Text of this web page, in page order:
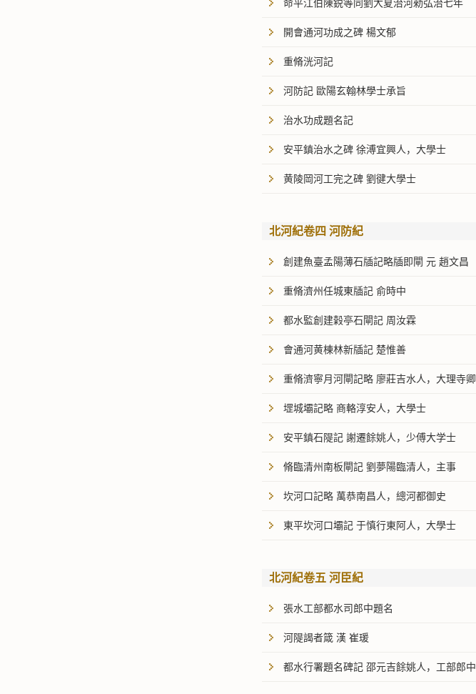
開會通河功成之碑 楊文郁
重脩洸河記
河防記 歐陽玄翰林學士承旨
治水功成題名記
安平鎮治水之碑 徐溥宜興人，大學士
黄陵岡河工完之碑 劉徤大學士
北河紀卷四 河防紀
創建魚臺孟陽薄石牐記略牐即閘 元 趙文昌
重脩濟州任城東牐記 俞時中
都水監創建榖亭石閘記 周汝霖
會通河黄棟林新牐記 楚惟善
重脩濟寧月河閘記略 廖莊吉水人，大理寺卿
堽城壩記略 商輅淳安人，大學士
安平鎮石隄記 謝遷餘姚人，少傅大学士
脩臨清州南板閘記 劉夢陽臨清人，主事
坎河口記略 萬恭南昌人，總河都御史
東平坎河口壩記 于慎行東阿人，大學士
北河紀卷五 河臣紀
張水工部都水司郎中題名
河隄謁者箴 漢 崔瑗
都水行署題名碑記 邵元吉餘姚人，工部郎中